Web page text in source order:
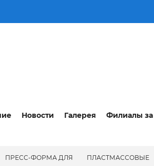
Новости Галерея Филиалы
ПРЕСС-ФОРМА ДЛЯ
ПЛАСТМАССОВЫЕ